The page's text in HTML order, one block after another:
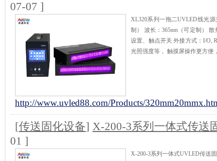
07-07 ]
XL320系列一拖二UVLED线光
制） 波长：365nm（可定制）
设置、触点开关 外接方式：I/O,
光照强度等， 触摸屏操作更方便
http://www.uvled88.com/Products/
[传送固化设备] X-200-3系列一体式传送
01 ]
X-200-3系列一体式UVLED传送